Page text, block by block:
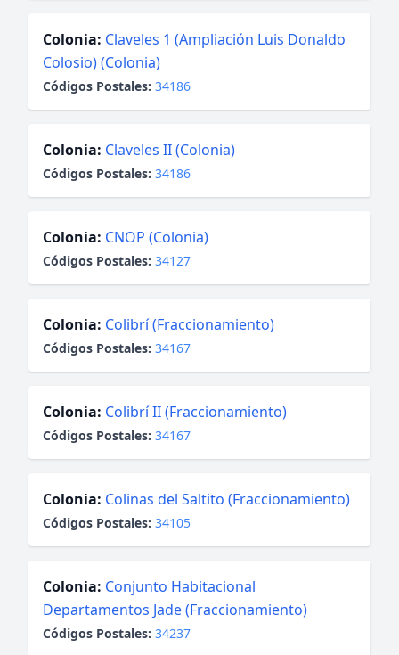
Colonia: Claveles 1 (Ampliación Luis Donaldo
Colosio) (Colonia)
Códigos Postales: 34186
Colonia: Claveles II (Colonia)
Códigos Postales: 34186
Colonia: CNOP (Colonia)
Códigos Postales: 34127
Colonia: Colibrí (Fraccionamiento)
Códigos Postales: 34167
Colonia: Colibrí II (Fraccionamiento)
Códigos Postales: 34167
Colonia: Colinas del Saltito (Fraccionamiento)
Códigos Postales: 34105
Colonia: Conjunto Habitacional
Departamentos Jade (Fraccionamiento)
Códigos Postales: 34237